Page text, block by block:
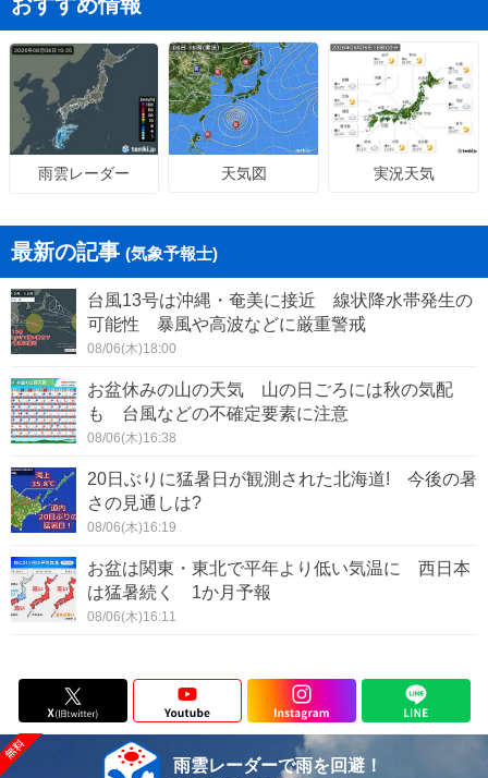
雨雲レーダー 天気図 実況天気
最新の記事 (気象予報士)
台風13号は沖縄・奄美に接近 線状降水帯発生の
可能性 暴風や高波などに厳重警戒
08/06(木)18:00
お盆休みの山の天気 山の日ごろには秋の気配
も 台風などの不確定要素に注意
08/06(木)16:38
20日ぶりに猛暑日が観測された北海道! 今後の暑
さの見通しは?
08/06(木)16:19
お盆は関東・東北で平年より低い気温に 西日本
は猛暑続く 1か月予報
08/06(木)16:11
雨雲レーダーで雨を回避！